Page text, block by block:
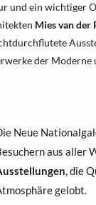
und ein wichtiger
Mies van der
der Moderne
Neue
aus aller
, die
gelobt.